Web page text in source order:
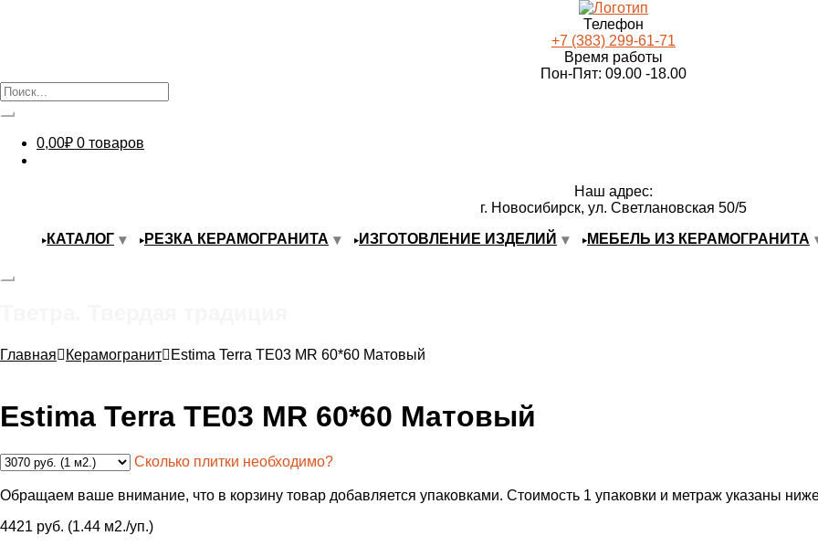
Телефон
+7 (383) 299-61-71
Время работы
Пон-Пят: 09.00 -18.00
0,00₽ 0 товаров
Наш адрес:
г. Новосибирск, ул. Светлановская 50/5
КАТАЛОГ
РЕЗКА КЕРАМОГРАНИТА ИЗГОТОВЛЕНИЕ ИЗДЕЛИЙ МЕБЕЛЬ ИЗ КЕРАМОГРАНИТА
Главная Керамогранит Estima Terra TE03 MR 60*60 Матовый
Estima Terra TE03 MR 60*60 Матовый
Сколько плитки необходимо?
Обращаем ваше внимание, что в корзину товар добавляется упаковками. Стоимость 1 упаковки и метраж указаны
4421 руб. (1.44 м2./уп.)